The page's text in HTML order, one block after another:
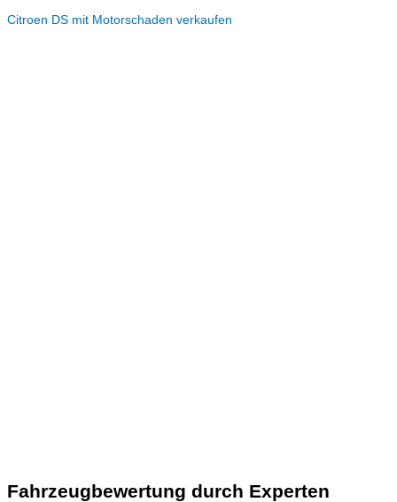
Citroen DS mit Motorschaden verkaufen
Fahrzeugbewertung durch Experten